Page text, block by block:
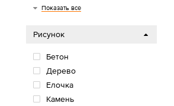
Многоцветный
Оранжевый/желтый
Розовый/фиолетовый
Серый
Синий/голубой
Черный
Показать все
Рисунок
Бетон
Дерево
Елочка
Камень